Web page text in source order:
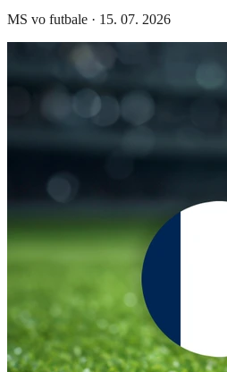
MS vo futbale · 15. 07. 2026